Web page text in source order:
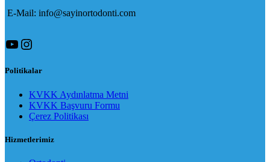
E-Mail: info@sayinortodonti.com
YouTube
Instagram
Politikalar
KVKK Aydınlatma Metni
KVKK Başvuru Formu
Çerez Politikası
Hizmetlerimiz